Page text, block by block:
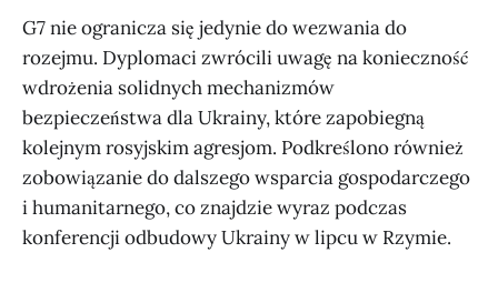
G7 nie ogranicza się jedynie do wezwania do
rozejmu. Dyplomaci zwrócili uwagę na konieczność
wdrożenia solidnych mechanizmów
bezpieczeństwa dla Ukrainy, które zapobiegną
kolejnym rosyjskim agresjom. Podkreślono również
zobowiązanie do dalszego wsparcia gospodarczego
i humanitarnego, co znajdzie wyraz podczas
konferencji odbudowy Ukrainy w lipcu w Rzymie.